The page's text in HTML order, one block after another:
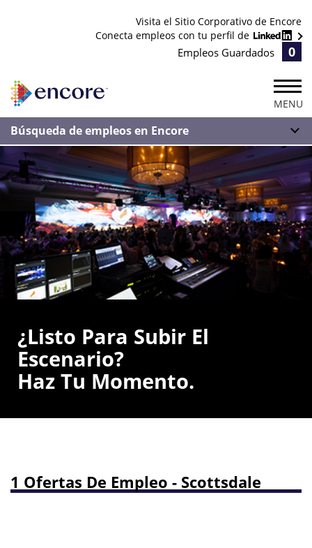
Visita el Sitio Corporativo de Encore
Conecta empleos con tu perfil de
Empleos Guardados 0
MENU
Búsqueda de empleos en Encore
¿Listo Para Subir El
Escenario?
Haz Tu Momento.
1 Ofertas De Empleo - Scottsdale